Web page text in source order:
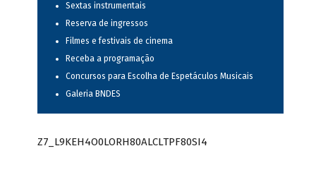
Sextas instrumentais
Reserva de ingressos
Filmes e festivais de cinema
Receba a programação
Concursos para Escolha de Espetáculos Musicais
Galeria BNDES
Z7_L9KEH4O0LORH80ALCLTPF80SI4